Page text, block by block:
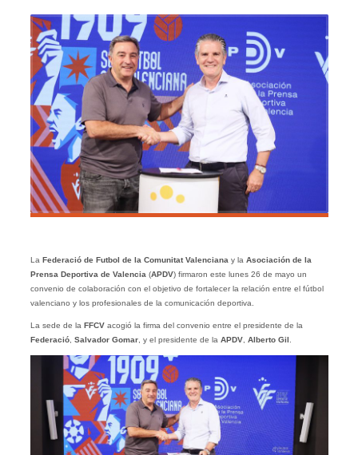
La Federació de Futbol de la Comunitat Valenciana y la Asociación de la
Prensa Deportiva de Valencia (APDV) firmaron este lunes 26 de mayo un
convenio de colaboración con el objetivo de fortalecer la relación entre el fútbol
valenciano y los profesionales de la comunicación deportiva.
La sede de la FFCVacogió la firma del convenio entre el presidente de la
Federació, Salvador Gomar, y el presidente de la APDV, Alberto Gil